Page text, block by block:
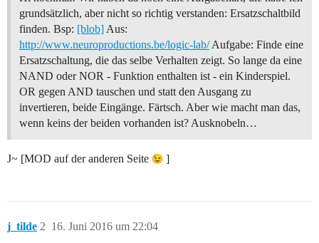
grundsätzlich, aber nicht so richtig verstanden: Ersatzschaltbild
finden. Bsp: [blob] Aus:
http://www.neuroproductions.be/logic-lab/Aufgabe: Finde eine
Ersatzschaltung, die das selbe Verhalten zeigt. So lange da eine
NAND oder NOR - Funktion enthalten ist - ein Kinderspiel.
OR gegen AND tauschen und statt den Ausgang zu
invertieren, beide Eingänge. Färtsch. Aber wie macht man das,
wenn keins der beiden vorhanden ist? Ausknobeln…
J~ [MOD auf der anderen Seite ]
j_tilde 16. Juni 2016 um 22:04
2